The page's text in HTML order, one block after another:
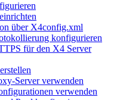
über X4config.xml
konfigurieren
für den X4 Server
Server verwenden
verwenden